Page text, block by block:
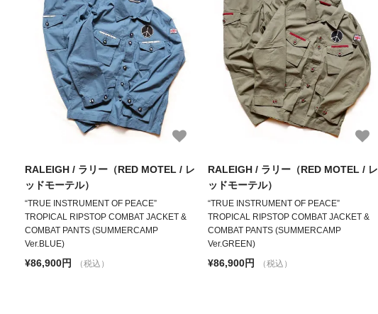
RALEIGH / ラリー（RED MOTEL / レ
ッドモーテル）
“TRUE INSTRUMENT OF PEACE”
TROPICAL RIPSTOP COMBAT JACKET &
COMBAT PANTS (SUMMERCAMP
Ver.BLUE)
¥86,900円 （税込）
RALEIGH / ラリー（RED MOTEL / レ
ッドモーテル）
“TRUE INSTRUMENT OF PEACE”
TROPICAL RIPSTOP COMBAT JACKET &
COMBAT PANTS (SUMMERCAMP
Ver.GREEN)
¥86,900円 （税込）